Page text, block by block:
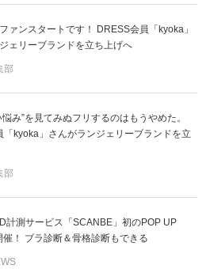
ァンスタートです！ DRESS会員「kyoka」
ェリーブランドを立ち上げへ
部
み”を見てみぬフリするのはもうやめた。
「kyoka」さんがランジェリーブランドを立
部
計測サービス「SCANBE」初のPOP UP
催！ ブラ診断＆骨格診断もできる